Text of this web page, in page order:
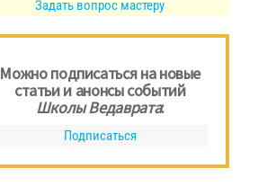
Задать вопрос мастеру
Можно подписаться на новые
статьи и анонсы событий
Школы Ведаврата:
Подписаться